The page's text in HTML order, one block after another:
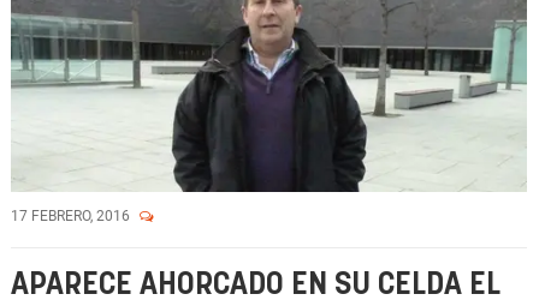
17 FEBRERO, 2016
APARECE AHORCADO EN SU CELDA EL